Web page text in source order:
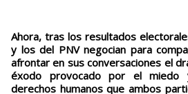
Ahora, tras los resultados
y los del PNV negocian para
afrontar en sus conversaciones el
éxodo provocado por el
derechos humanos que ambos